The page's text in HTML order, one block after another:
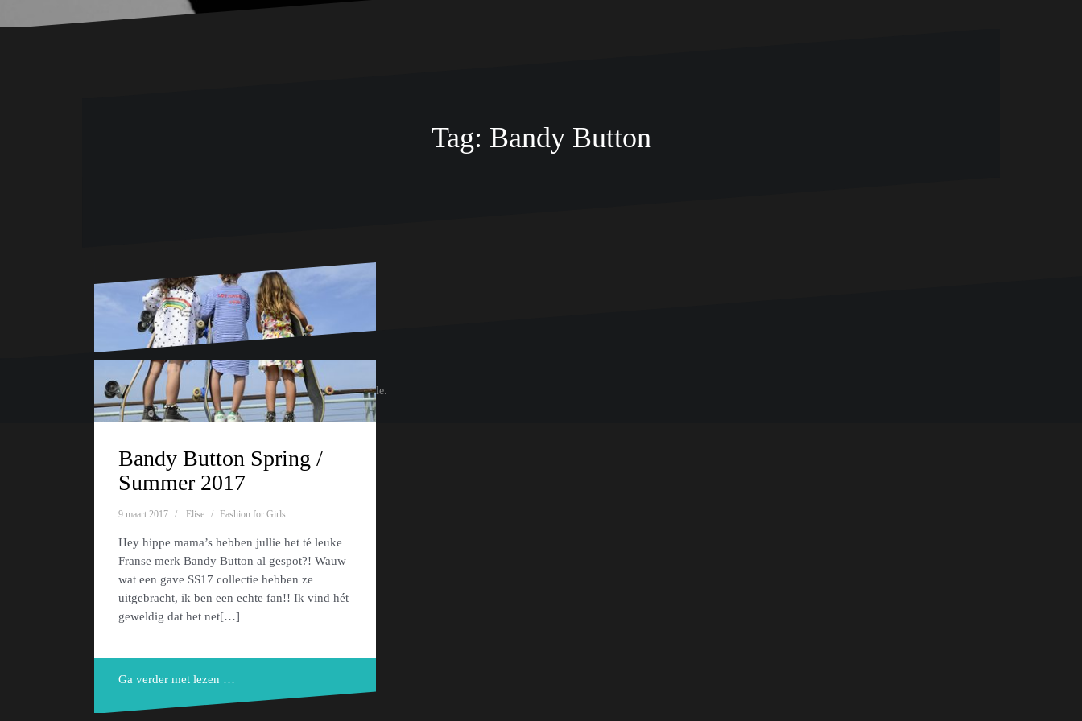
Tag: Bandy Button
Bandy Button Spring /
Summer 2017
9 maart 2017 Elise Fashion for Girls
Hey hippe mama’s hebben jullie het té leuke
Franse merk Bandy Button al gespot?! Wauw
wat een gave SS17 collectie hebben ze
uitgebracht, ik ben een echte fan!! Ik vind hét
geweldig dat het net[…]
Ga verder met lezen …
Ondersteund door WordPress | Thema:Oblique door Themeisle.